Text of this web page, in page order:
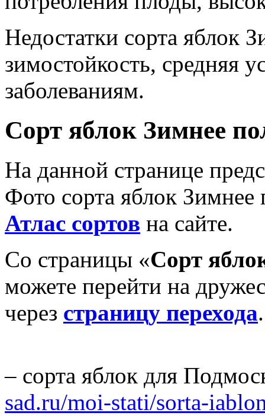
Недостатки сорта яблок
зимостойкость, средняя
заболеваниям.
Сорт яблок Зимнее
На данной странице
Фото сорта яблок Зимнее
Атлас сортов на сайте.
Со страницы «Сорт
можете перейти на
через страницу перехода.
– сорта яблок для
sad.ru/moi-stati/sorta-